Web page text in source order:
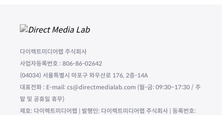
다이렉트미디어랩 주식회사
사업자등록번호 : 806-86-02642
(04034) 서울특별시 마포구 와우산로 176, 2층-14A
대표전화 : E-mail: cs@directmedialab.com (월-금: 09:30~17:30 / 주
말 및 공휴일 휴무)
제호: 다이렉트미디어랩 | 발행인: 다이렉트미디어랩 주식회사 | 등록번호: